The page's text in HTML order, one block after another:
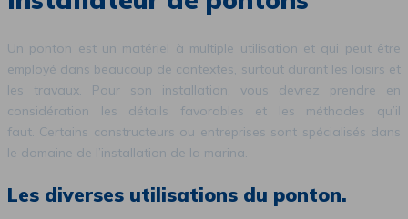
Un ponton est un matériel à multiple utilisation et qui peut être
employé dans beaucoup de contextes, surtout durant les loisirs et
les travaux. Pour son installation, vous devrez prendre en
considération les détails favorables et les méthodes qu’il
faut. Certains constructeurs ou entreprises sont spécialisés dans
le domaine de l’installation de la marina.
Les diverses utilisations du ponton.